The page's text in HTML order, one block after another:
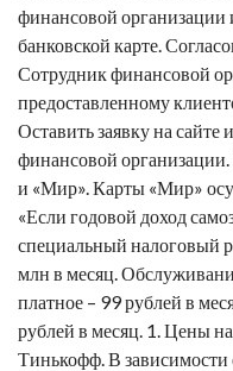
финансовой организации
банковской карте.
Сотрудник финансовой
предоставленному
Оставить заявку на
финансовой
и «Мир». Карты «Мир»
«Если годовой доход
специальный налоговый
млн в месяц.
платное – 99 рублей в
рублей в месяц. 1. Цены
Тинькофф. В зависимости